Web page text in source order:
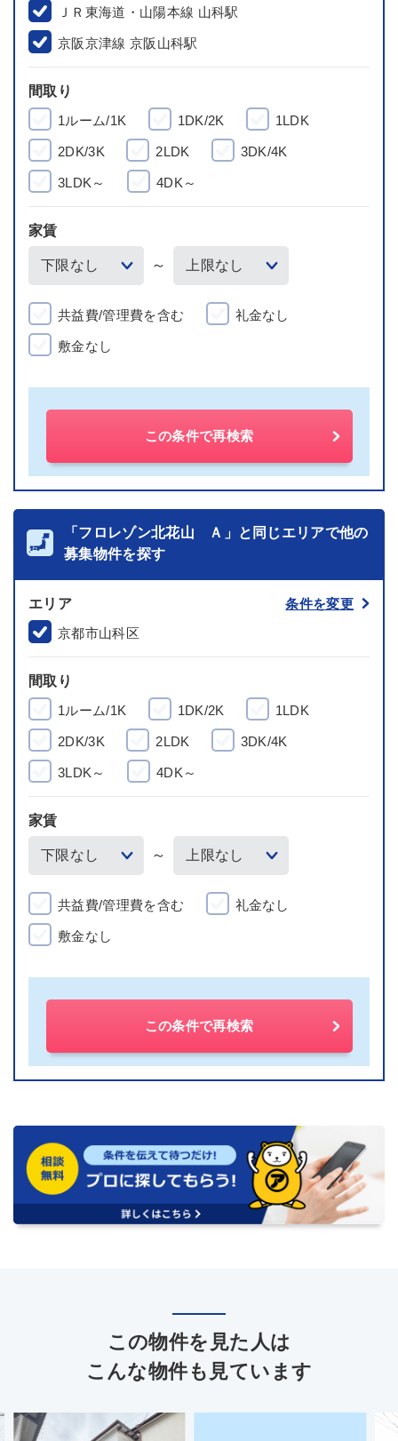
ＪＲ東海道・山陽本線 山科駅
京阪京津線 京阪山科駅
間取り
1ルーム/1K
1DK/2K 1LDK
2DK/3K 2LDK 3DK/4K
3LDK～ 4DK～
家賃
～
共益費/管理費を含む 礼金なし
敷金なし
この条件で再検索
「フロレゾン北花山 Ａ」と同じエリアで他の
募集物件を探す
エリア
条件を変更
京都市山科区
間取り
1ルーム/1K
1DK/2K 1LDK
2DK/3K 2LDK 3DK/4K
3LDK～ 4DK～
家賃
～
共益費/管理費を含む 礼金なし
敷金なし
この条件で再検索
この物件を見た人は
こんな物件も見ています